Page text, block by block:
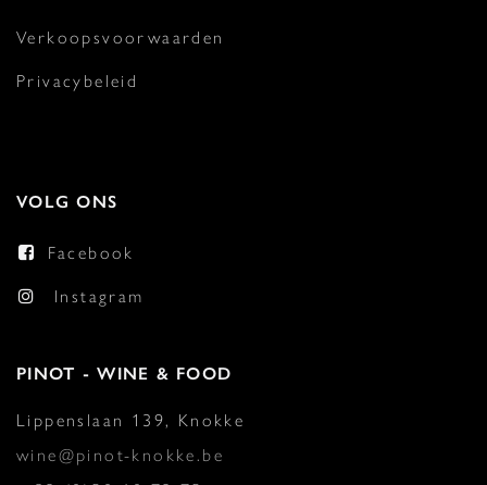
Verkoopsvoorwaarden
Privacybeleid
VOLG ONS
Facebook
Instagram
PINOT - WINE & FOOD
Lippenslaan 139, Knokke
wine@pinot-knokke.be